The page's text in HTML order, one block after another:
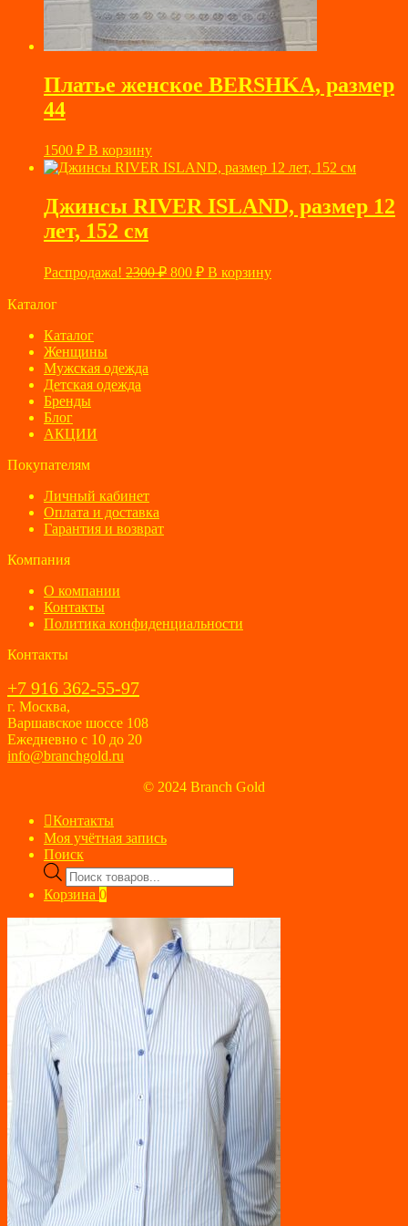
Платье женское BERSHKA, размер
44
1500 ₽ В корзину
Джинсы RIVER ISLAND, размер 12
лет, 152 см
Распродажа! 2300₽ Первоначальная
800 ₽Текущая
цена:
В корзину
Каталог
Каталог
Женщины
Мужская одежда
Детская одежда
Бренды
Блог
АКЦИИ
Покупателям
Личный кабинет
Оплата и доставка
Гарантия и возврат
Компания
О компании
Контакты
Политика конфиденциальности
Контакты
+7 916 362-55-97
г. Москва,
Варшавское шоссе 108
Ежедневно с 10 до 20
info@branchgold.ru
© 2024 Branch Gold
Контакты
Моя учётная запись
Поиск
Поиск
товаров
Корзина 0